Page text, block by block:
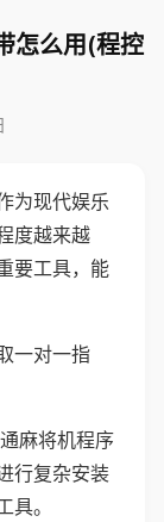
怎么用(程控
为现代娱乐
度越来越
要工具，能
一对一指
麻将机程序
行复杂安装
。